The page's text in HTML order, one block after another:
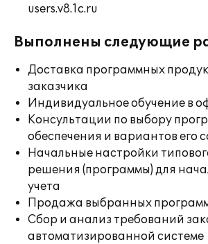
users.v8.1c.ru
Выполнены следующие
Доставка программных
заказчика
Индивидуальное обучение в
Консультации по выбору
обеспечения и вариантов его
Начальные настройки
решения (программы) для
учета
Продажа выбранных
Сбор и анализ требований
автоматизированной системе